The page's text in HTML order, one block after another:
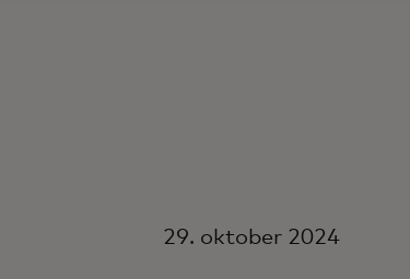
29. oktober 2024